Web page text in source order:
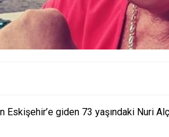
Eskişehir’e giden 73 yaşındaki Nuri